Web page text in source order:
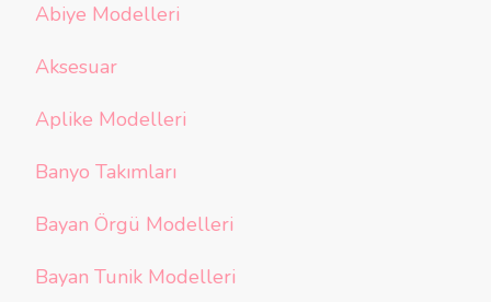
Abiye Modelleri
Aksesuar
Aplike Modelleri
Banyo Takımları
Bayan Örgü Modelleri
Bayan Tunik Modelleri